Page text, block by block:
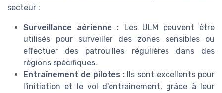
secteur :
Surveillance aérienne : Les ULM peuvent être
utilisés pour surveiller des zones sensibles ou
effectuer des patrouilles régulières dans des
régions spécifiques.
Entraînement de pilotes :Ils sont excellents pour
l'initiation et le vol d'entraînement, grâce à leur